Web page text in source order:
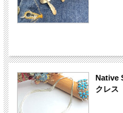
Native
クレス